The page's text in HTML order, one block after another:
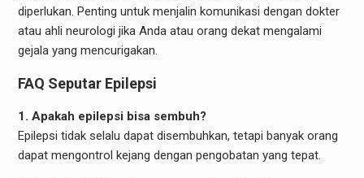
diperlukan. Penting untuk menjalin komunikasi dengan dokter
atau ahli neurologi jika Anda atau orang dekat mengalami
gejala yang mencurigakan.
FAQ Seputar Epilepsi
1. Apakah epilepsi bisa sembuh?
Epilepsi tidak selalu dapat disembuhkan, tetapi banyak orang
dapat mengontrol kejang dengan pengobatan yang tepat.